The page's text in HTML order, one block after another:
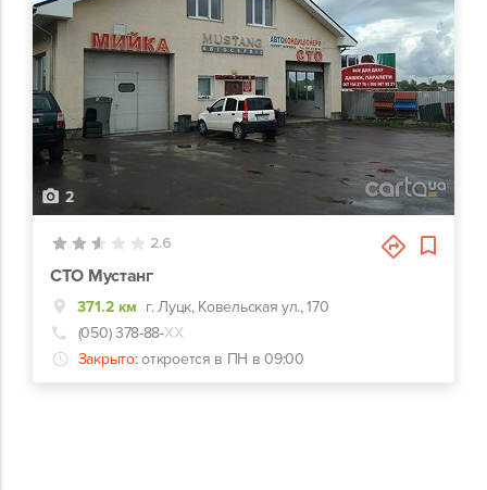
2
2.6
СТО Мустанг
371.2 км г. Луцк, Ковельская ул., 170
(050) 378-88-ХХ
Закрыто: откроется в ПН в 09:00